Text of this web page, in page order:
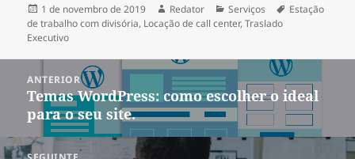
Publicado
em
1 de novembro de 2019 Autor
Redator Categorias
Serviços Tags
Estação
de trabalho com divisória, Locação de call center,Traslado
Executivo
ANTERIOR
Post
anterior:
Temas WordPress: como escolher o ideal
para o seu site.